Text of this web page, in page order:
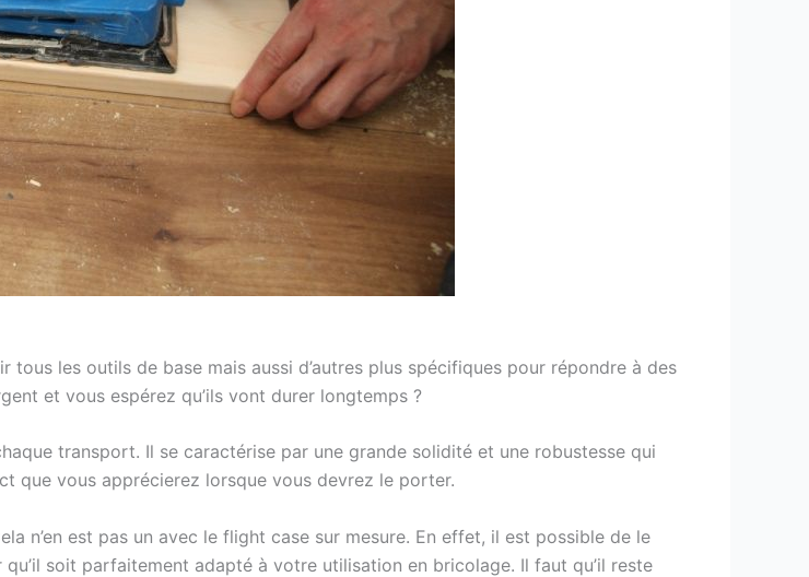
les outils de base mais aussi d’autres plus spécifiques pour répondre à des
et vous espérez qu’ils vont durer longtemps ?
transport. Il se caractérise par une grande solidité et une robustesse qui
que vous apprécierez lorsque vous devrez le porter.
n’en est pas un avec le flight case sur mesure. En effet, il est possible de le
soit parfaitement adapté à votre utilisation en bricolage. Il faut qu’il reste